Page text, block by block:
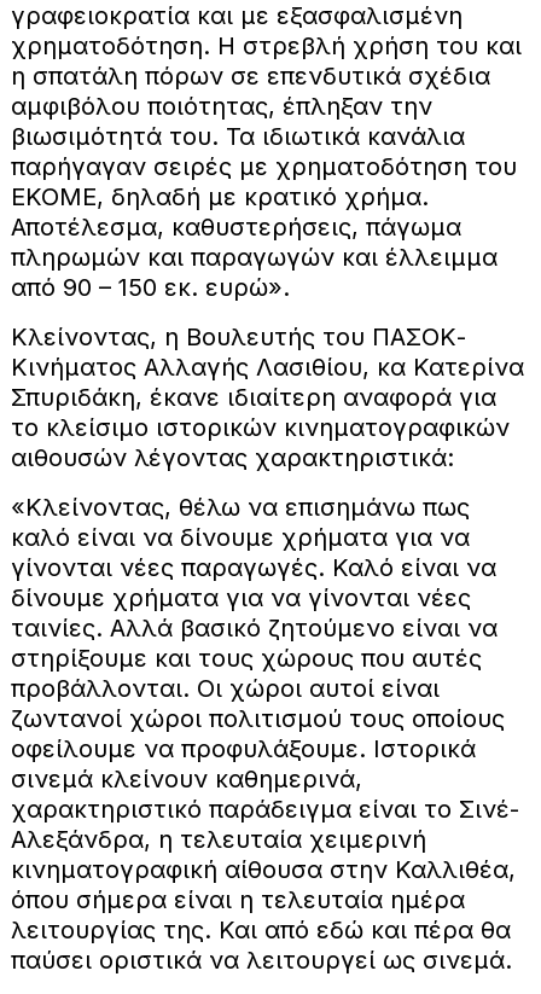
γραφειοκρατία και με εξασφαλισμένη
χρηματοδότηση. Η στρεβλή χρήση του και
η σπατάλη πόρων σε επενδυτικά σχέδια
αμφιβόλου ποιότητας, έπληξαν την
βιωσιμότητά του. Τα ιδιωτικά κανάλια
παρήγαγαν σειρές με χρηματοδότηση του
ΕΚΟΜΕ, δηλαδή με κρατικό χρήμα.
Αποτέλεσμα, καθυστερήσεις, πάγωμα
πληρωμών και παραγωγών και έλλειμμα
από 90 – 150 εκ. ευρώ».
Κλείνοντας, η Βουλευτής του ΠΑΣΟΚ-
Κινήματος Αλλαγής Λασιθίου, κα Κατερίνα
Σπυριδάκη, έκανε ιδιαίτερη αναφορά για
το κλείσιμο ιστορικών κινηματογραφικών
αιθουσών λέγοντας χαρακτηριστικά:
«Κλείνοντας, θέλω να επισημάνω πως
καλό είναι να δίνουμε χρήματα για να
γίνονται νέες παραγωγές. Καλό είναι να
δίνουμε χρήματα για να γίνονται νέες
ταινίες. Αλλά βασικό ζητούμενο είναι να
στηρίξουμε και τους χώρους που αυτές
προβάλλονται. Οι χώροι αυτοί είναι
ζωντανοί χώροι πολιτισμού τους οποίους
οφείλουμε να προφυλάξουμε. Ιστορικά
σινεμά κλείνουν καθημερινά,
χαρακτηριστικό παράδειγμα είναι το Σινέ-
Αλεξάνδρα, η τελευταία χειμερινή
κινηματογραφική αίθουσα στην Καλλιθέα,
όπου σήμερα είναι η τελευταία ημέρα
λειτουργίας της. Και από εδώ και πέρα θα
παύσει οριστικά να λειτουργεί ως σινεμά.